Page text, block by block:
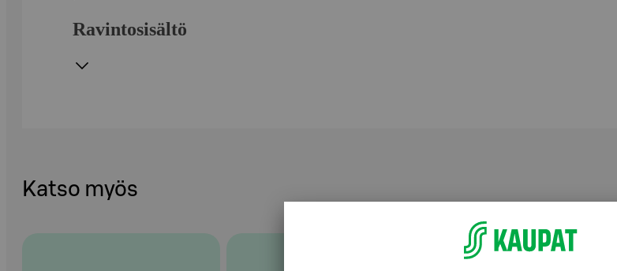
Ravintosisältö
Katso myös